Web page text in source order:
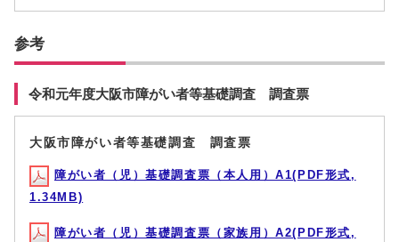
参考
令和元年度大阪市障がい者等基礎調査 調査票
大阪市障がい者等基礎調査 調査票
障がい者（児）基礎調査票（本人用）A1(PDF形式,
1.34MB)
障がい者（児）基礎調査票（家族用）A2(PDF形式,